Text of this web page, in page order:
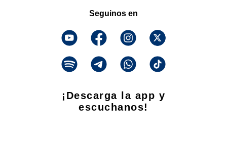
Seguinos en
¡Descarga la app y
escuchanos!